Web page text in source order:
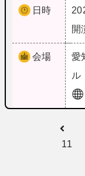
日時
開
会場 愛
ル
11